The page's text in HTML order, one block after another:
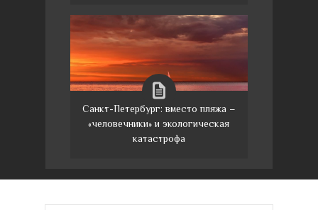
Санкт-Петербург: вместо пляжа –
«человечники» и экологическая
катастрофа